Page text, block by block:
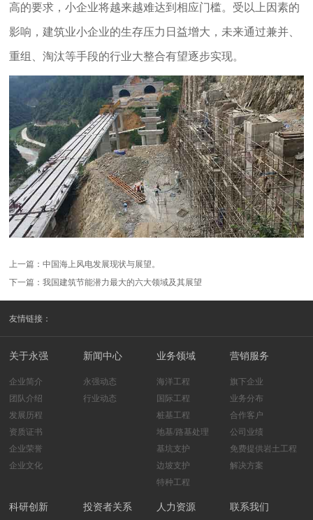
高的要求，小企业将越来越难达到相应门槛。受以上因素的
影响，建筑业小企业的生存压力日益增大，未来通过兼并、
重组、淘汰等手段的行业大整合有望逐步实现。
上一篇：中国海上风电发展现状与展望。
下一篇：我国建筑节能潜力最大的六大领域及其展望
友情链接：
关于永强
企业简介
团队介绍
发展历程
资质证书
企业荣誉
企业文化
新闻中心
永强动态
行业动态
业务领域
海洋工程
国际工程
桩基工程
地基/路基处理
基坑支护
边坡支护
特种工程
营销服务
旗下企业
业务分布
合作客户
公司业绩
免费提供岩土工程
解决方案
科研创新 投资者关系 人力资源 联系我们